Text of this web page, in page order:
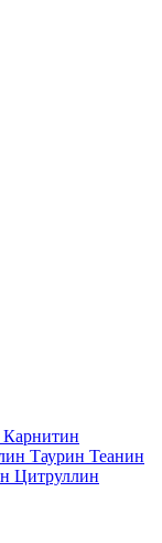
Карнитин
Таурин Теанин
Цитруллин